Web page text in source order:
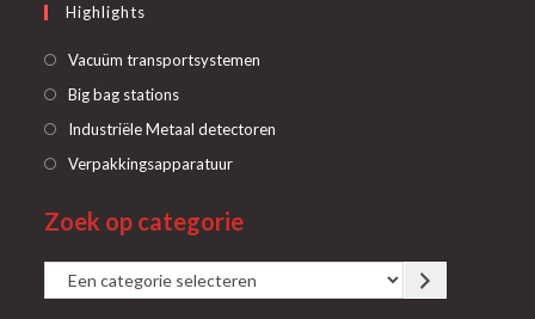
Highlights
Vacuüm transportsystemen
Big bag stationsOpent
in
Industriële Metaal detectoren
VerpakkingsapparatuurOpent
een
tab
Zoek op categorie
Een
categorie